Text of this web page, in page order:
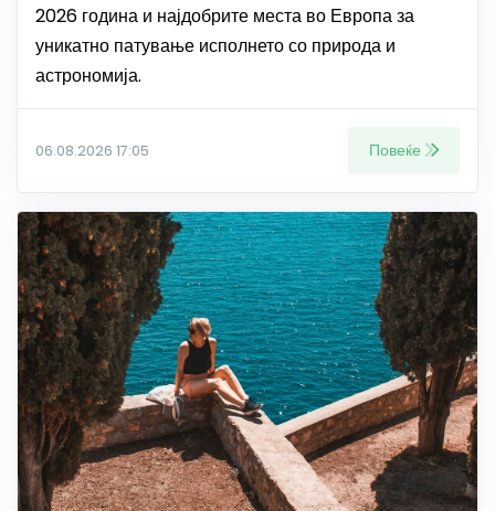
2026 година и најдобрите места во Европа за
уникатно патување исполнето со природа и
астрономија.
06.08.2026 17:05 Повеќе